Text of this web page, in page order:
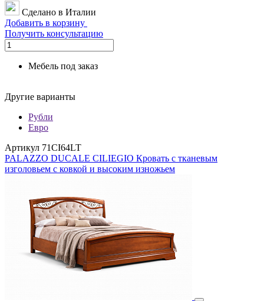
Сделано в Италии
Добавить в корзину
Получить консультацию
Мебель под заказ
Другие варианты
Рубли
Евро
Артикул 71CI64LT
PALAZZO DUCALE CILIEGIO Кровать с тканевым
изголовьем с ковкой и высоким изножьем